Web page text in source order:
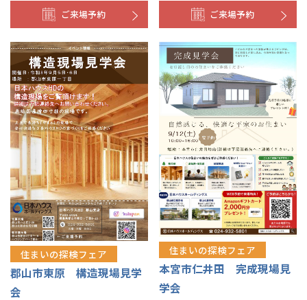
ご来場予約 ご来場予約
住まいの探検フェア
郡山市東原 構造現場見学
会
住まいの探検フェア
本宮市仁井田 完成現場見
学会